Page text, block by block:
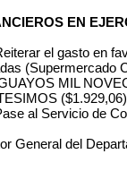
EN
el gasto en
(Supermercado
MIL
al Servicio de
General del